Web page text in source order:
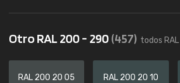
Otro RAL 200 - 290(457) todos
RAL 200 20 05 RAL 200 20 10